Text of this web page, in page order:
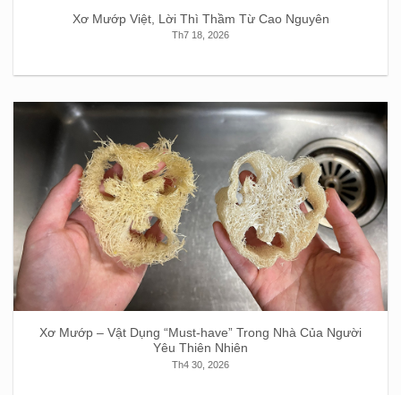
Xơ Mướp Việt, Lời Thì Thầm Từ Cao Nguyên
Th7 18, 2026
Xơ Mướp – Vật Dụng “Must-have” Trong Nhà Của Người
Yêu Thiên Nhiên
Th4 30, 2026